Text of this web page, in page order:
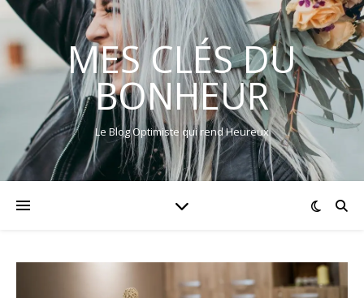
MES CLÉS DU
BONHEUR
Le Blog Optimiste qui rend Heureux